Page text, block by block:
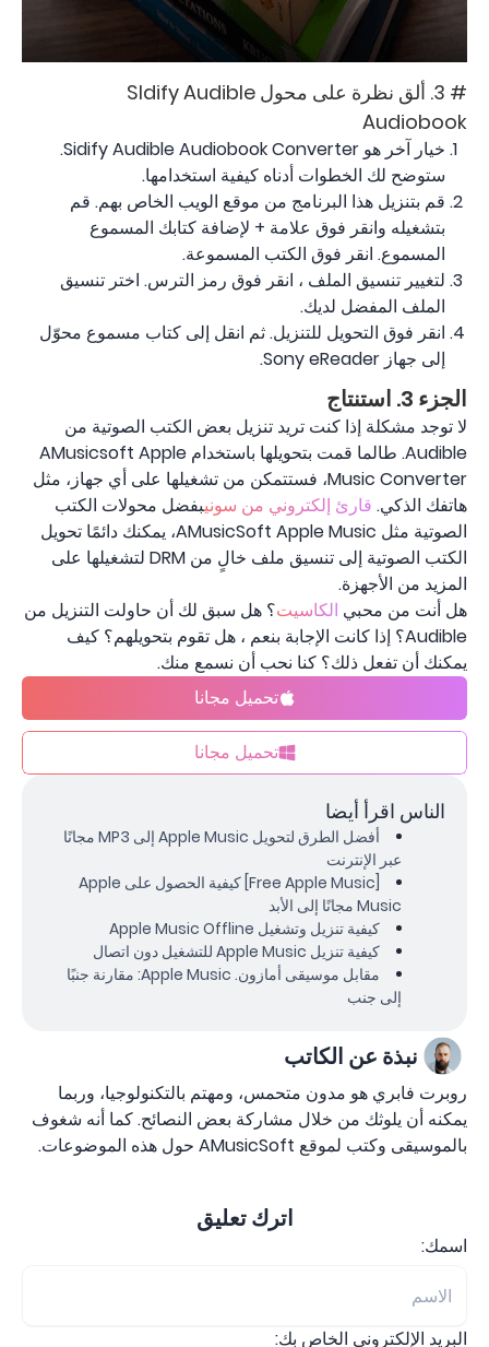
# 3. ألق نظرة على محول SIdify Audible
Audiobook
خيار آخر هو Sidify Audible Audiobook Converter.
ستوضح لك الخطوات أدناه كيفية استخدامها.
قم بتنزيل هذا البرنامج من موقع الويب الخاص بهم. قم
بتشغيله وانقر فوق علامة + لإضافة كتابك المسموع
المسموع. انقر فوق الكتب المسموعة.
لتغيير تنسيق الملف ، انقر فوق رمز الترس. اختر تنسيق
الملف المفضل لديك.
انقر فوق التحويل للتنزيل. ثم انقل إلى كتاب مسموع محوّل
إلى جهاز Sony eReader.
الجزء 3. استنتاج
لا توجد مشكلة إذا كنت تريد تنزيل بعض الكتب الصوتية من
Audible. طالما قمت بتحويلها باستخدام AMusicsoft Apple
Music Converter، فستتمكن من تشغيلها على أي جهاز، مثل
هاتفك الذكي. قارئ إلكتروني من سونيبفضل محولات الكتب
الصوتية مثل AMusicSoft Apple Music، يمكنك دائمًا تحويل
الكتب الصوتية إلى تنسيق ملف خالٍ من DRM لتشغيلها على
المزيد من الأجهزة.
هل أنت من محبي الكاسيت؟ هل سبق لك أن حاولت التنزيل من
Audible؟ إذا كانت الإجابة بنعم ، هل تقوم بتحويلهم؟ كيف
يمكنك أن تفعل ذلك؟ كنا نحب أن نسمع منك.
تحميل مجانا
تحميل مجانا
الناس اقرأ أيضا
أفضل الطرق لتحويل Apple Music إلى MP3 مجانًا
عبر الإنترنت
[Free Apple Music] كيفية الحصول على Apple
Music مجانًا إلى الأبد
كيفية تنزيل وتشغيل Apple Music Offline
كيفية تنزيل Apple Music للتشغيل دون اتصال
مقابل موسيقى أمازون. Apple Music: مقارنة جنبًا
إلى جنب
نبذة عن الكاتب
روبرت فابري هو مدون متحمس، ومهتم بالتكنولوجيا، وربما
يمكنه أن يلوثك من خلال مشاركة بعض النصائح. كما أنه شغوف
بالموسيقى وكتب لموقع AMusicSoft حول هذه الموضوعات.
اترك تعليق
اسمك:
البريد الإلكتروني الخاص بك: